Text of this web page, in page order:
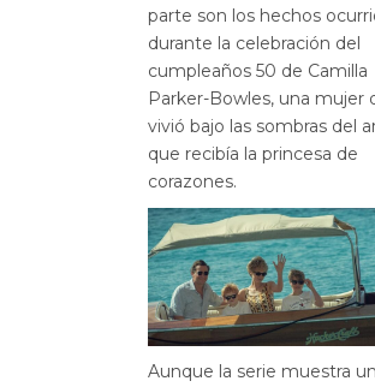
parte son los hechos
durante la celebración del
cumpleaños 50 de Camilla
Parker-Bowles, una mujer
vivió bajo las sombras del
que recibía la princesa de
corazones.
Aunque la serie muestra un